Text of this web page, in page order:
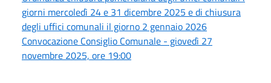
giorni mercoledì 24 e 31 dicembre 2025 e di chiusura
degli uffici comunali il giorno 2 gennaio 2026
Convocazione Consiglio Comunale - giovedì 27
novembre 2025, ore 19:00